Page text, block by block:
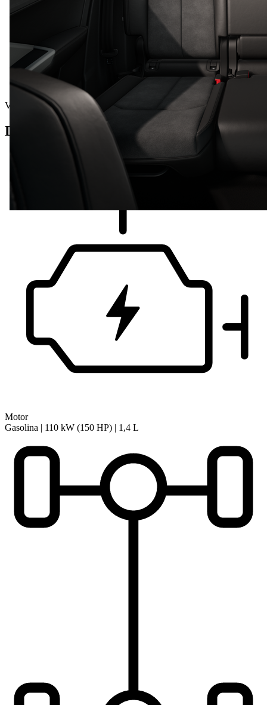
Vehículos de demostración
Detalles del vehículo
Motor
Gasolina | 110 kW (150 HP) | 1,4 L